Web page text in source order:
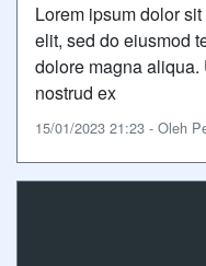
Lorem ipsum dolor
elit, sed do eiusmod
dolore magna
nostrud ex
15/01/2023 21:23 - Oleh